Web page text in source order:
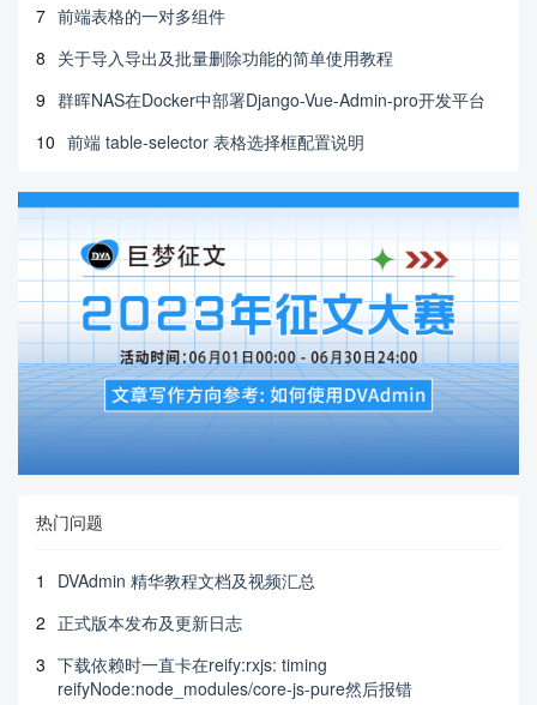
7 前端表格的一对多组件
8 关于导入导出及批量删除功能的简单使用教程
9 群晖NAS在Docker中部署Django-Vue-Admin-pro开发平台
10 前端 table-selector 表格选择框配置说明
热门问题
1
DVAdmin 精华教程文档及视频汇总
2 正式版本发布及更新日志
3 下载依赖时一直卡在reify:rxjs: timing
reifyNode:node_modules/core-js-pure然后报错